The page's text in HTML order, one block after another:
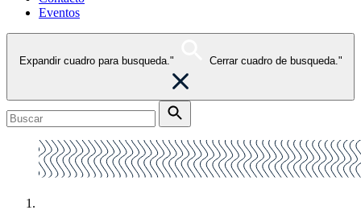
Eventos
Expandir cuadro para busqueda." Cerrar cuadro de busqueda."